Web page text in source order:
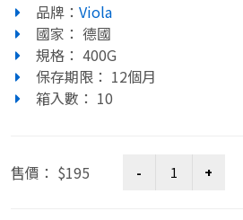
品牌： Viola
國家： 德國
規格： 400G
保存期限： 12個月
箱入數： 10
售價： $195